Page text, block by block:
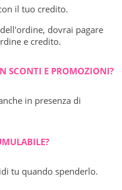
il tuo credito.
dovrai pagare
e credito.
SCONTI E PROMOZIONI?
in presenza di
tu quando spenderlo.